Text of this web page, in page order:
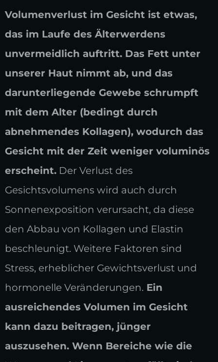
Volumenverlust im Gesicht ist etwas,
das im Laufe des Älterwerdens
unvermeidlich auftritt. Das Fett unter
unserer Haut nimmt ab, und das
darunterliegende Gewebe schrumpft
mit dem Alter (bedingt durch
abnehmendes Kollagen), wodurch das
Gesicht mit der Zeit weniger voluminös
erscheint. Der Verlust des
Gesichtsvolumens wird auch durch
Sonnenexposition verursacht, da diese
den Abbau von Kollagen und Elastin
beschleunigt. Weitere Faktoren sind
Stress, erheblicher Gewichtsverlust und
hormonelle Veränderungen. Ein
ausreichendes Volumen im Gesicht
kann dazu beitragen, jünger
auszusehen. Wenn Bereiche wie die